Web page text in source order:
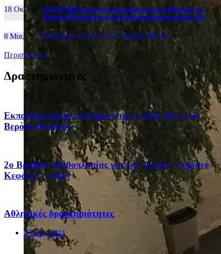
18 Οκτ, 25
2025-2026:Επιμόρφωση εκπαιδευτικών στη διδακτική της
Ιστορίας (Πρόσκληση, πρόγραμμα και δήλωση συμμετοχής)
8 Μαι, 26 Συζήτηση με τον βουλευτή κ. Δημήτρη Μάντζο
Περισσότερα
Δραστηριότητες
Eκπαιδευτική μετακίνηση στην Ιταλία (Βενετία-
Βερόνα-Μιλάνο)
2ο Βραβείο Μυθοπλασίας για την Ταινία "Γυριστό
Κεφάλι;" - 2023
Αθλητικές δραστηριότητες
27 Σεπ, 2024